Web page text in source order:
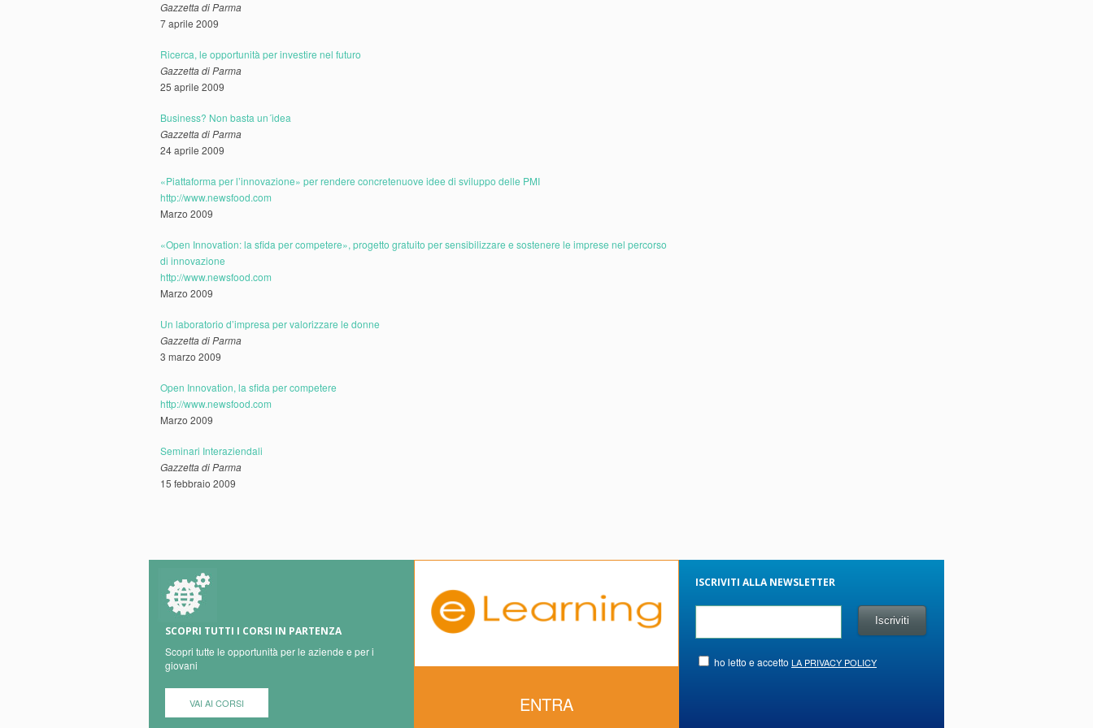
Gazzetta di Parma
7 aprile 2009
Ricerca, le opportunità per investire nel futuro
Gazzetta di Parma
25 aprile 2009
Business? Non basta un´idea
Gazzetta di Parma
24 aprile 2009
«Piattaforma per l’innovazione» per rendere concretenuove idee di sviluppo delle PMI
http://www.newsfood.com
Marzo 2009
«Open Innovation: la sfida per competere», progetto gratuito per sensibilizzare e sostenere le imprese nel percorso
di innovazione
http://www.newsfood.com
Marzo 2009
Un laboratorio d’impresa per valorizzare le donne
Gazzetta di Parma
3 marzo 2009
Open Innovation, la sfida per competere
http://www.newsfood.com
Marzo 2009
Seminari Interaziendali
Gazzetta di Parma
15 febbraio 2009
SCOPRI TUTTI I CORSI IN PARTENZA
Scopri tutte le opportunità per le aziende e per i
giovani
VAI AI CORSI ENTRA
ISCRIVITI ALLA NEWSLETTER
ho letto e accetto LA PRIVACY POLICY